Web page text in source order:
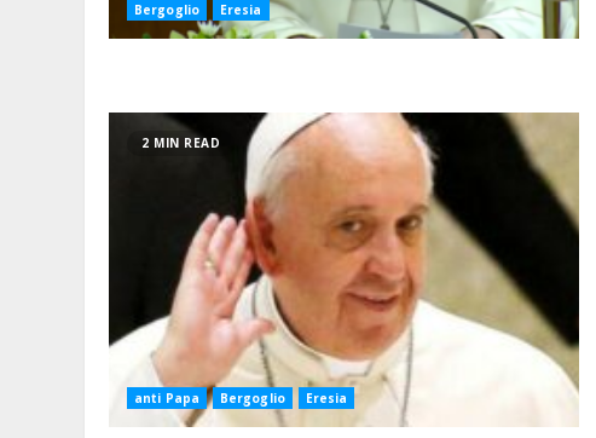
Bergoglio Eresia
2 MIN READ
anti Papa Bergoglio Eresia